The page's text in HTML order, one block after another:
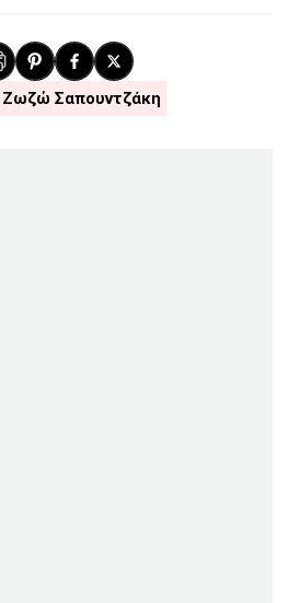
Ζωζώ Σαπουντζάκη